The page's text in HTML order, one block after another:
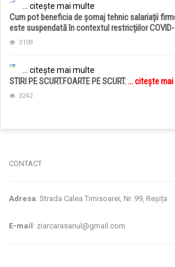
... citește mai multe
Cum pot beneficia de șomaj tehnic salariații
este suspendată în contextul restricțiilor
3109
... citește mai multe
STIRI PE SCURT.FOARTE PE SCURT.... citește
3242
CONTACT
Adresa: Strada Calea Timisoarei, Nr. 99, Reșița
E-mail: ziarcarasanul@gmail.com